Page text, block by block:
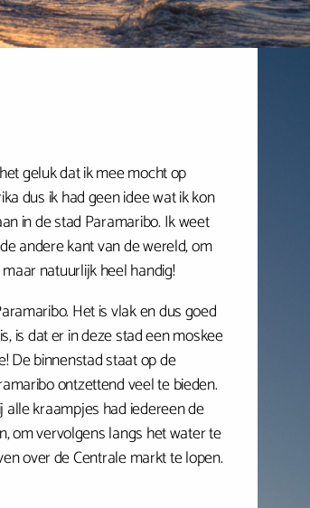
geluk dat ik mee mocht op
dus ik had geen idee wat ik kon
in de stad Paramaribo. Ik weet
andere kant van de wereld, om
natuurlijk heel handig!
Het is vlak en dus goed
is dat er in deze stad een moskee
De binnenstad staat op de
ontzettend veel te bieden.
kraampjes had iedereen de
om vervolgens langs het water te
over de Centrale markt te lopen.